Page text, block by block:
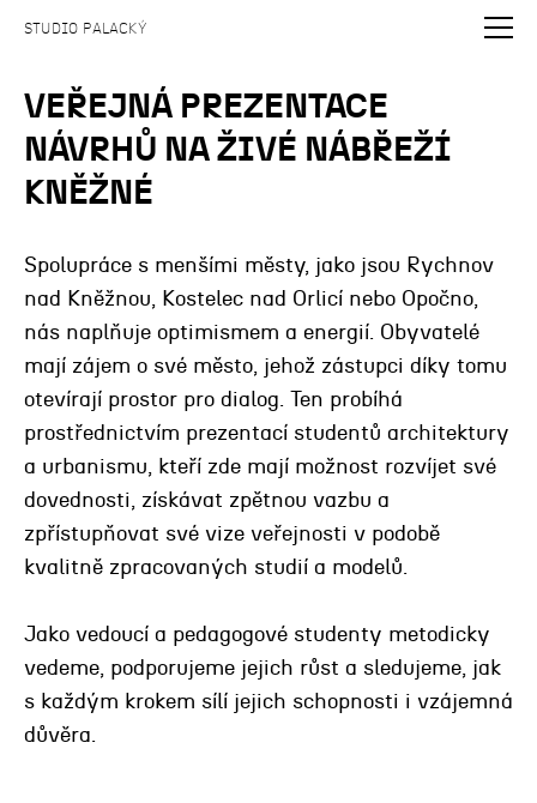
STUDIO PALACKÝ
VEŘEJNÁ PREZENTACE
NÁVRHŮ NA ŽIVÉ NÁBŘEŽÍ
KNĚŽNÉ
Spolupráce s menšími městy, jako jsou Rychnov
nad Kněžnou, Kostelec nad Orlicí nebo Opočno,
nás naplňuje optimismem a energií. Obyvatelé
mají zájem o své město, jehož zástupci díky tomu
otevírají prostor pro dialog. Ten probíhá
prostřednictvím prezentací studentů architektury
a urbanismu, kteří zde mají možnost rozvíjet své
dovednosti, získávat zpětnou vazbu a
zpřístupňovat své vize veřejnosti v podobě
kvalitně zpracovaných studií a modelů.
Jako vedoucí a pedagogové studenty metodicky
vedeme, podporujeme jejich růst a sledujeme, jak
s každým krokem sílí jejich schopnosti i vzájemná
důvěra.